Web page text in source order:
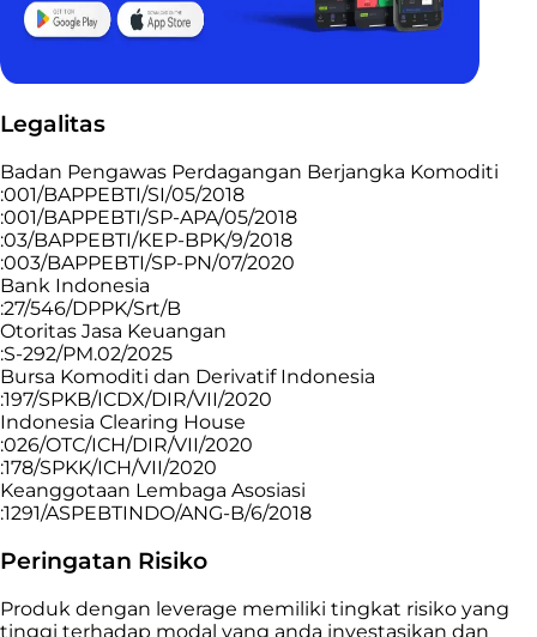
Legalitas
Badan Pengawas Perdagangan Berjangka Komoditi
:001/BAPPEBTI/SI/05/2018
:001/BAPPEBTI/SP-APA/05/2018
:03/BAPPEBTI/KEP-BPK/9/2018
:003/BAPPEBTI/SP-PN/07/2020
Bank Indonesia
:27/546/DPPK/Srt/B
Otoritas Jasa Keuangan
:S-292/PM.02/2025
Bursa Komoditi dan Derivatif Indonesia
:197/SPKB/ICDX/DIR/VII/2020
Indonesia Clearing House
:026/OTC/ICH/DIR/VII/2020
:178/SPKK/ICH/VII/2020
Keanggotaan Lembaga Asosiasi
:1291/ASPEBTINDO/ANG-B/6/2018
Peringatan Risiko
Produk dengan leverage memiliki tingkat risiko yang
tinggi terhadap modal yang anda investasikan dan